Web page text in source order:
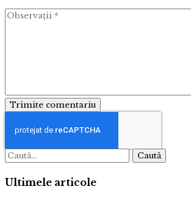
Trimite comentariu
Caută
Ultimele articole